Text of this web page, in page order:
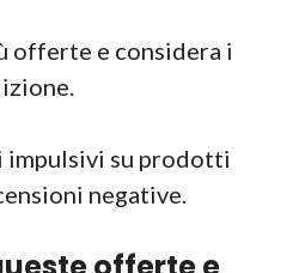
offerte e considera i
impulsivi su prodotti
negative.